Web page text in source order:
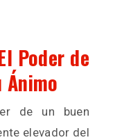
Poder de
Ánimo
de un buen
elevador del